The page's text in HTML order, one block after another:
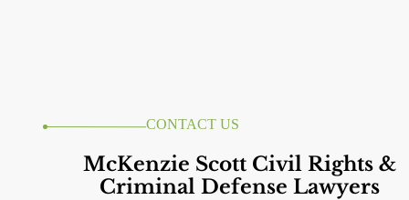
CONTACT US
McKenzie Scott Civil Rights &
Criminal Defense Lawyers